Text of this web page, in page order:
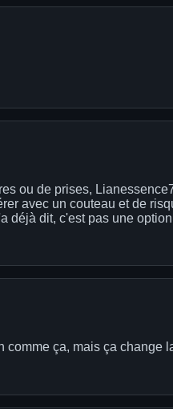
ou de prises,
avec un couteau et de
déjà dit, c'est pas une
comme ça, mais ça change